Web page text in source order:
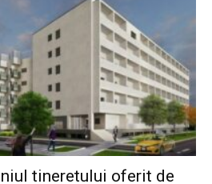
tineretului oferit de